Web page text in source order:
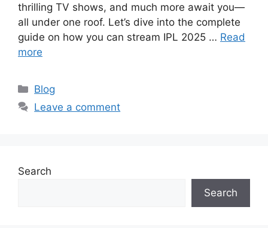
thrilling TV shows, and much more await you—
all under one roof. Let’s dive into the complete
guide on how you can stream IPL 2025 … Read
more
Categories
Blog
Leave a comment
Search
Search